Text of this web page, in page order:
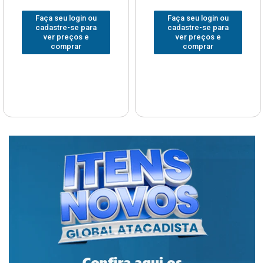
Faça seu login ou
cadastre-se para
ver preços e
comprar
Faça seu login ou
cadastre-se para
ver preços e
comprar